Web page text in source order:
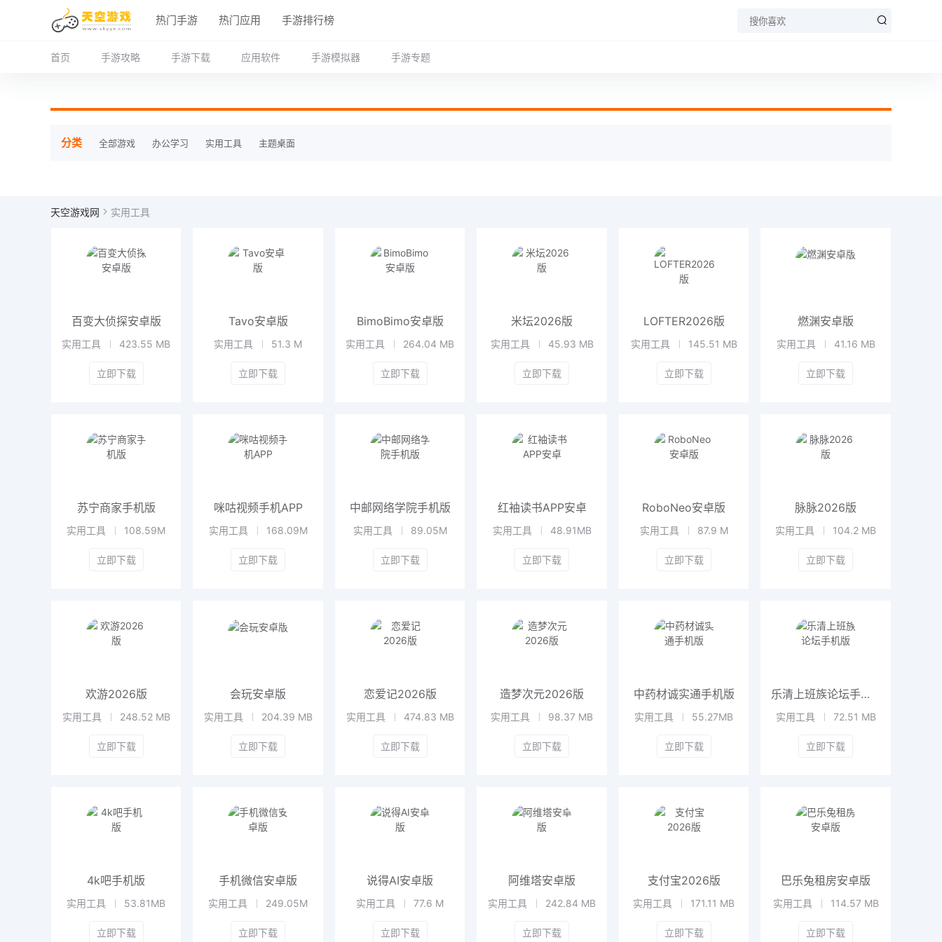
热门手游 热门应用 手游排行榜
首页 手游攻略 手游下载 应用软件 手游模拟器 手游专题
分类 全部游戏 办公学习 实用工具 主题桌面
天空游戏网 实用工具
百变大侦探安卓版
实用工具 423.55 MB
立即下载
Tavo安卓版
实用工具 51.3 M
立即下载
BimoBimo安卓版
实用工具 264.04 MB
立即下载
米坛2026版
实用工具 45.93 MB
立即下载
LOFTER2026版
实用工具 145.51 MB
立即下载
燃渊安卓版
实用工具 41.16 MB
立即下载
苏宁商家手机版
实用工具 108.59M
立即下载
咪咕视频手机APP
实用工具 168.09M
立即下载
中邮网络学院手机版
实用工具 89.05M
立即下载
红袖读书APP安卓
实用工具 48.91MB
立即下载
RoboNeo安卓版
实用工具 87.9 M
立即下载
脉脉2026版
实用工具 104.2 MB
立即下载
欢游2026版
实用工具 248.52 MB
立即下载
会玩安卓版
实用工具 204.39 MB
立即下载
恋爱记2026版
实用工具 474.83 MB
立即下载
造梦次元2026版
实用工具 98.37 MB
立即下载
中药材诚实通手机版
实用工具 55.27MB
立即下载
乐清上班族论坛手机版
实用工具 72.51 MB
立即下载
4k吧手机版
实用工具 53.81MB
立即下载
手机微信安卓版
实用工具 249.05M
立即下载
说得AI安卓版
实用工具 77.6 M
立即下载
阿维塔安卓版
实用工具 242.84 MB
立即下载
支付宝2026版
实用工具 171.11 MB
立即下载
巴乐兔租房安卓版
实用工具 114.57 MB
立即下载